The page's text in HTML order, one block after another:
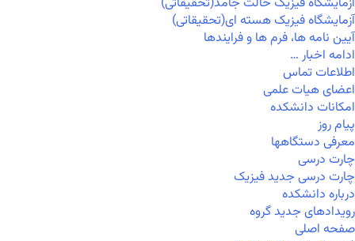
آزمایشگاه فیزیک هسته ای(تحقیقاتی)
آیین نامه ها، فرم ها و فرایندها
ادامه اخبار …
اطلاعات تماس
اعضای هیات علمی
امکانات دانشکده
پیام روز
معرفی دستگاهها
چارت درسی
چارت درسی جدید فیزیک
درباره دانشکده
رویدادهای جدید گروه
صفحه اصلی